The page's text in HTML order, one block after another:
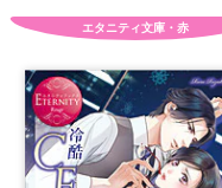
エタニティ文庫・赤